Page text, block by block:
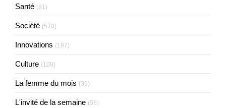
Santé (81)
Société (570)
Innovations (197)
Culture (109)
La femme du mois (39)
L'invité de la semaine (56)